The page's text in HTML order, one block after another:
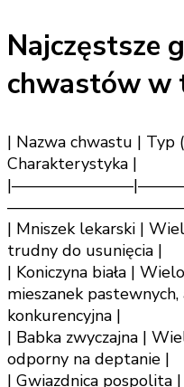
Najczęstsze
chwastów w
| Nazwa chwastu | Typ
Charakterystyka |
| Mniszek lekarski |
trudny do usunięcia |
| Koniczyna biała |
mieszanek
konkurencyjna |
| Babka zwyczajna |
odporny na deptanie |
| Gwiazdnica pospolita